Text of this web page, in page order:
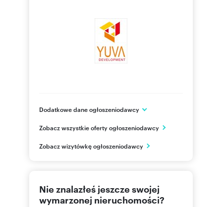
Dodatkowe dane ogłoszeniodawcy
ul. Krakowska 60
mazowieckie
223 50 Pokaż telefon
Zobacz wszystkie oferty ogłoszeniodawcy
Zobacz wizytówkę ogłoszeniodawcy
Nie znalazłeś jeszcze swojej
wymarzonej nieruchomości?